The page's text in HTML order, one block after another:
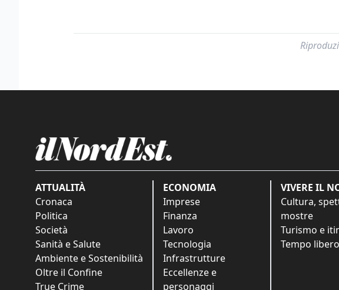
ATTUALITÀ
Cronaca
Politica
Società
Sanità e Salute
Ambiente e Sostenibilità
Oltre il Confine
True Crime
ECONOMIA
Imprese
Finanza
Lavoro
Tecnologia
Infrastrutture
Eccellenze e
personaggi
VIVERE IL
Cultura,
mostre
Turismo e
Tempo libero